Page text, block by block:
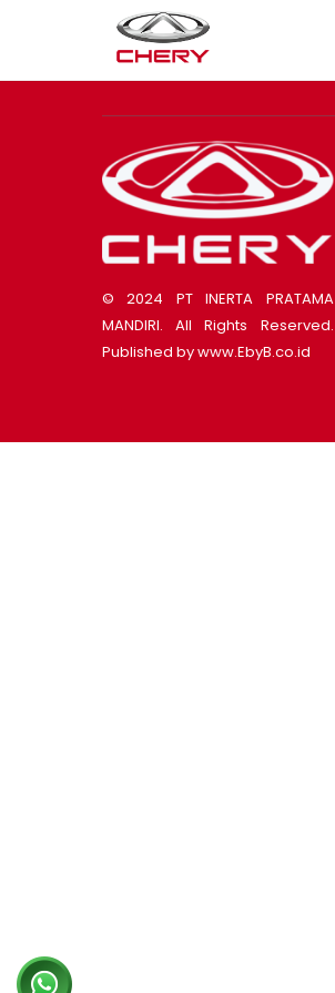
© 2024 PT INERTA PRATAMA
MANDIRI. All Rights Reserved.
Published bywww.EbyB.co.id